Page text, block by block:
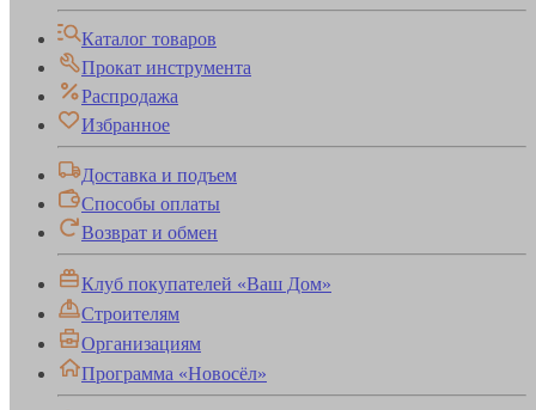
Каталог товаров
Прокат инструмента
Распродажа
Избранное
Доставка и подъем
Способы оплаты
Возврат и обмен
Клуб покупателей «Ваш Дом»
Строителям
Организациям
Программа «Новосёл»